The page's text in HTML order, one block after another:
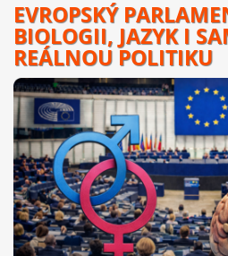
EVROPSKÝ
BIOLOGII, JAZYK I
REÁLNOU POLITIKU